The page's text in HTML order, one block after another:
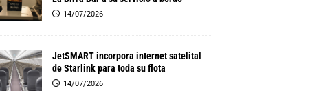
14/07/2026
JetSMART incorpora internet satelital
de Starlink para toda su flota
14/07/2026